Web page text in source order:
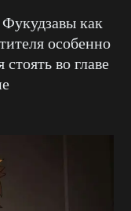
как
особенно
во главе